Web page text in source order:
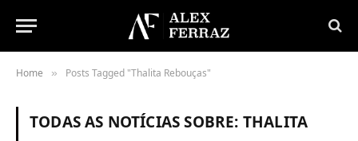
Home » Posts Tagged "Thalita Rebouças"
TODAS AS NOTÍCIAS SOBRE: THALITA